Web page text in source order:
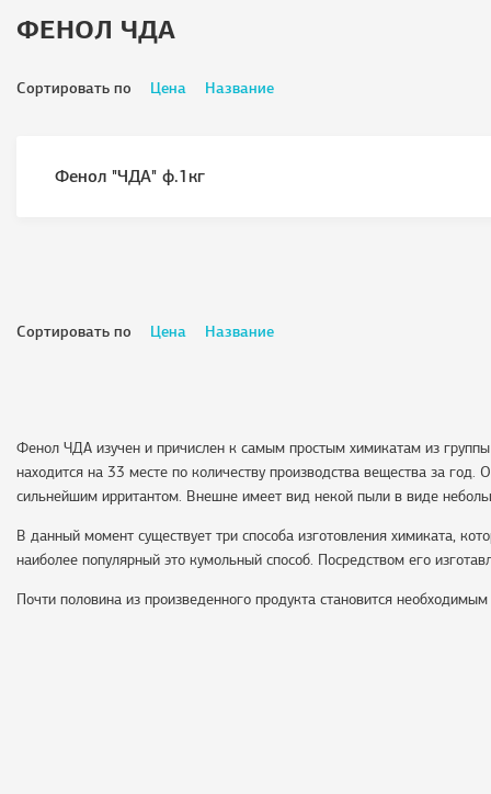
ФЕНОЛ ЧДА
Сортировать по Цена Название
Фенол "ЧДА" ф.1кг
Сортировать по Цена Название
Фенол ЧДА изучен и причислен к самым простым химикатам из
находится на 33 месте по количеству производства вещества за год.
сильнейшим ирритантом. Внешне имеет вид некой пыли в виде
В данный момент существует три способа изготовления химиката,
наиболее популярный это кумольный способ. Посредством его
Почти половина из произведенного продукта становится